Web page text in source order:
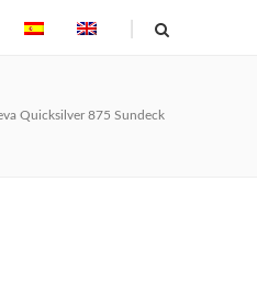
Quicksilver 875 Sundeck